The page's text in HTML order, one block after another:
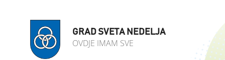
GRAD SVETA NEDELJA
OVDJE IMAM SVE